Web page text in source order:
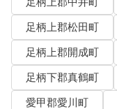
足柄上郡松田町
足柄上郡開成町
足柄下郡真鶴町
愛甲郡愛川町